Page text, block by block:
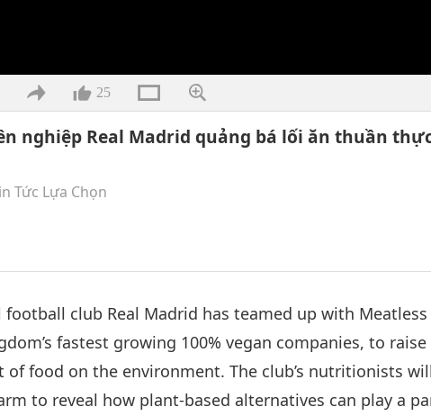
25
nghiệp Real Madrid quảng bá lối ăn thuần
Tức Lựa Chọn
football club Real Madrid has teamed up with Meatless
fastest growing 100% vegan companies, to raise
of food on the environment. The club’s nutritionists will
to reveal how plant-based alternatives can play a